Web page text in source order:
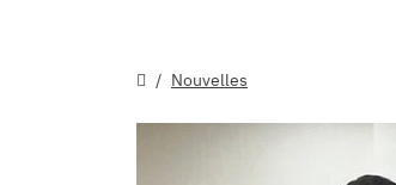
Nouvelles